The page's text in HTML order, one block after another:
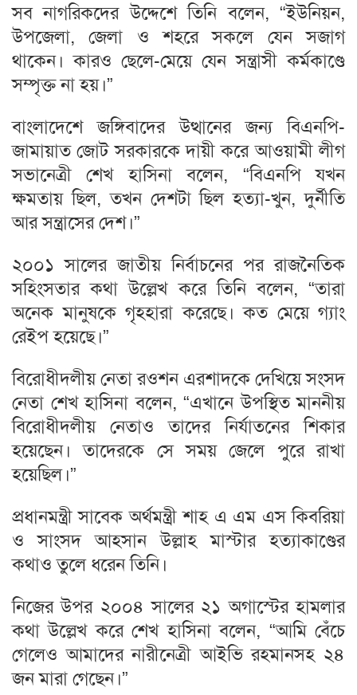
সব নাগরিকদের উদ্দেশে তিনি বলেন, “ইউনিয়ন,
উপজেলা, জেলা ও শহরে সকলে যেন সজাগ
থাকেন। কারও ছেলে-মেয়ে যেন সন্ত্রাসী কর্মকাণ্ডে
সম্পৃক্ত না হয়।”
বাংলাদেশে জঙ্গিবাদের উত্থানের জন্য বিএনপি-
জামায়াত জোট সরকারকে দায়ী করে আওয়ামী লীগ
সভানেত্রী শেখ হাসিনা বলেন, “বিএনপি যখন
ক্ষমতায় ছিল, তখন দেশটা ছিল হত্যা-খুন, দুর্নীতি
আর সন্ত্রাসের দেশ।”
২০০১ সালের জাতীয় নির্বাচনের পর রাজনৈতিক
সহিংসতার কথা উল্লেখ করে তিনি বলেন, “তারা
অনেক মানুষকে গৃহহারা করেছে। কত মেয়ে গ্যাং
রেইপ হয়েছে।”
বিরোধীদলীয় নেতা রওশন এরশাদকে দেখিয়ে সংসদ
নেতা শেখ হাসিনা বলেন, “এখানে উপস্থিত মাননীয়
বিরোধীদলীয় নেতাও তাদের নির্যাতনের শিকার
হয়েছেন। তাদেরকে সে সময় জেলে পুরে রাখা
হয়েছিল।”
প্রধানমন্ত্রী সাবেক অর্থমন্ত্রী শাহ এ এম এস কিবরিয়া
ও সাংসদ আহসান উল্লাহ মাস্টার হত্যাকাণ্ডের
কথাও তুলে ধরেন তিনি।
নিজের উপর ২০০৪ সালের ২১ অগাস্টের হামলার
কথা উল্লেখ করে শেখ হাসিনা বলেন, “আমি বেঁচে
গেলেও আমাদের নারীনেত্রী আইভি রহমানসহ ২৪
জন মারা গেছেন।”